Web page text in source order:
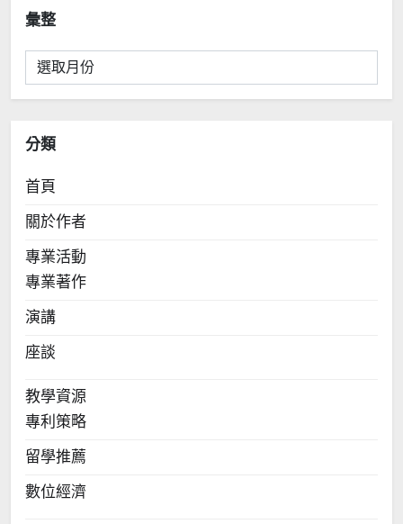
彙整
彙
整
分類
首頁
關於作者
專業活動
專業著作
演講
座談
教學資源
專利策略
留學推薦
數位經濟